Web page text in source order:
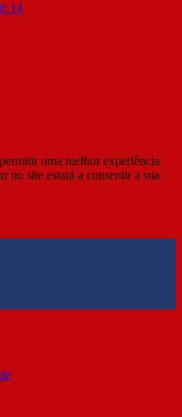
14
uma melhor experiência
no site estará a consentir a sua